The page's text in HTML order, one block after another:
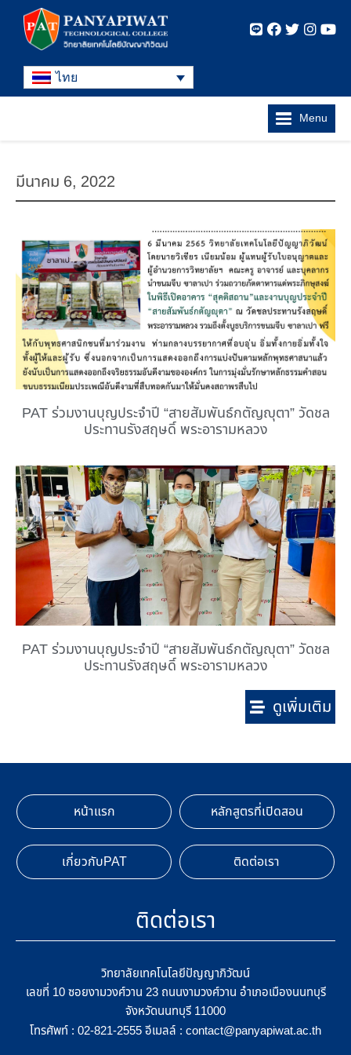
ไทย
Menu
มีนาคม 6, 2022
PAT ร่วมงานบุญประจำปี “สายสัมพันธ์กตัญญุตา” วัดชล
ประทานรังสฤษดิ์ พระอารามหลวง
PAT ร่วมงานบุญประจำปี “สายสัมพันธ์กตัญญุตา” วัดชล
ประทานรังสฤษดิ์ พระอารามหลวง
ดูเพิ่มเติม
หน้าแรก หลักสูตรที่เปิดสอน
เกี่ยวกับPAT ติดต่อเรา
ติดต่อเรา
วิทยาลัยเทคโนโลยีปัญญาภิวัฒน์
เลขที่ 10 ซอยงามวงศ์วาน 23 ถนนงามวงศ์วาน อำเภอเมืองนนทบุรี
จังหวัดนนทบุรี 11000
โทรศัพท์ : 02-821-2555 อีเมลล์ : contact@panyapiwat.ac.th